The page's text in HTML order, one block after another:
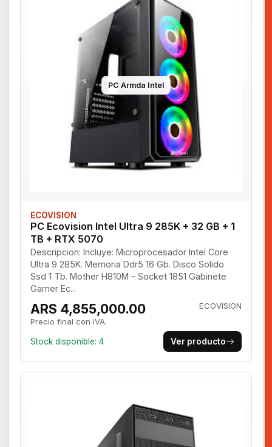
PC Armda Intel
ECOVISION
PC Ecovision Intel Ultra 9 285K + 32 GB + 1
TB + RTX 5070
Descripcion: Incluye: Microprocesador Intel Core
Ultra 9 285K. Memoria Ddr5 16 Gb. Disco Solido
Ssd 1 Tb. Mother H810M - Socket 1851 Gabinete
Gamer Ec...
ARS 4,855,000.00
Precio final con IVA.
ECOVISION
Stock disponible: 4 Ver producto